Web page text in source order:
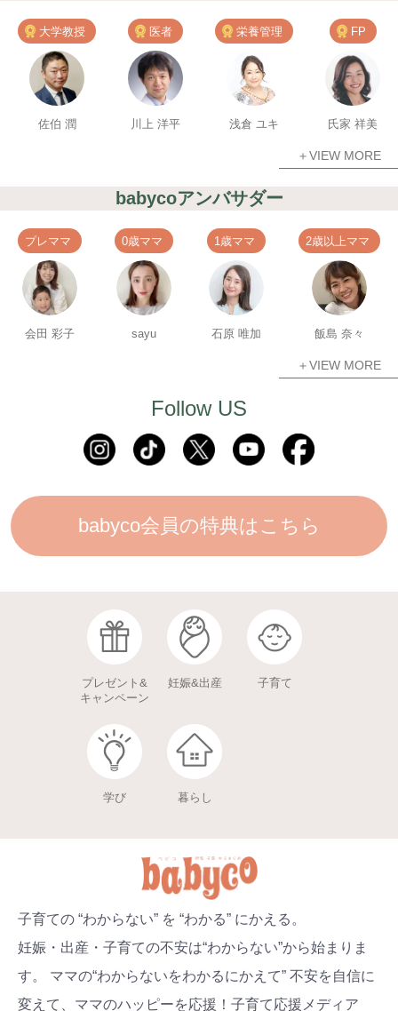
大学教授
佐伯 潤
医者
川上 洋平
栄養管理
浅倉 ユキ
FP
氏家 祥美
＋VIEW MORE
babycoアンバサダー
プレママ
会田 彩子
0歳ママ
sayu
1歳ママ
石原 唯加
2歳以上ママ
飯島 奈々
＋VIEW MORE
Follow US
babyco会員の特典はこちら
プレゼント&
キャンペーン
妊娠&出産 子育て
学び 暮らし
子育ての “わからない” を “わかる” にかえる。
妊娠・出産・子育ての不安は“わからない”から始まりま
す。 ママの“わからないをわかるにかえて” 不安を自信に
変えて、ママのハッピーを応援！子育て応援メディア